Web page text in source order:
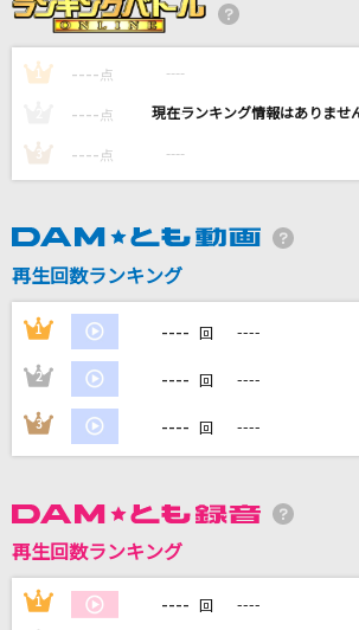
back number
大阪LOVER
DREAMS COME TRUE
革命道中
Mrs. GREEN APPLE
カラオケ最新情報をチェック！
1 ---- 点 ----
---- 点 ----
3 ---- 点 ----
再生回数ランキング
1 ---- 回 ----
2 ---- 回 ----
3 ---- 回 ----
再生回数ランキング
1 ---- 回 ----